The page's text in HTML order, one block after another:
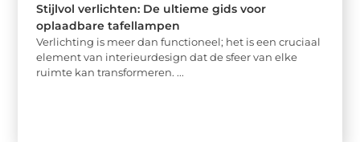
Stijlvol verlichten: De ultieme gids voor
oplaadbare tafellampen
Verlichting is meer dan functioneel; het is een cruciaal
element van interieurdesign dat de sfeer van elke
ruimte kan transformeren. ...